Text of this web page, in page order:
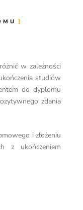
w zależności
studiów
do dyplomu
zdania
i złożeniu
z ukończeniem